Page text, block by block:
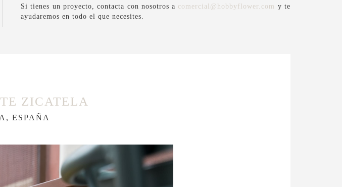
Si tienes un proyecto, contacta con nosotros a comercial@hobbyflower.com y te
ayudaremos en todo el que necesites.
ZICATELA
ESPAÑA